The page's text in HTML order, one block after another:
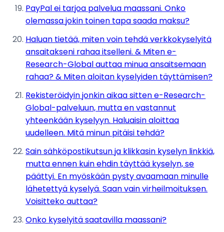
PayPal ei tarjoa palvelua maassani. Onko
olemassa jokin toinen tapa saada maksu?
Haluan tietää, miten voin tehdä verkkokyselyitä
ansaitakseni rahaa itselleni. & Miten e-
Research-Global auttaa minua ansaitsemaan
rahaa? & Miten aloitan kyselyiden täyttämisen?
Rekisteröidyin jonkin aikaa sitten e-Research-
Global-palveluun, mutta en vastannut
yhteenkään kyselyyn. Haluaisin aloittaa
uudelleen. Mitä minun pitäisi tehdä?
Sain sähköpostikutsun ja klikkasin kyselyn linkkiä,
mutta ennen kuin ehdin täyttää kyselyn, se
päättyi. En myöskään pysty avaamaan minulle
lähetettyä kyselyä. Saan vain virheilmoituksen.
Voisitteko auttaa?
Onko kyselyitä saatavilla maassani?